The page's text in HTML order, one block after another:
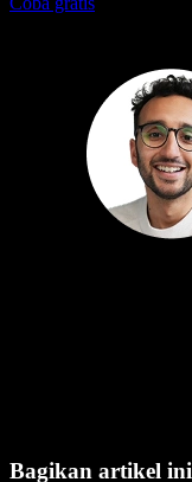
Bagikan artikel ini